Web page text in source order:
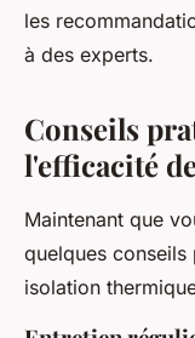
les
à des experts.
Conseils
l'efficacité
Maintenant que
quelques
isolation